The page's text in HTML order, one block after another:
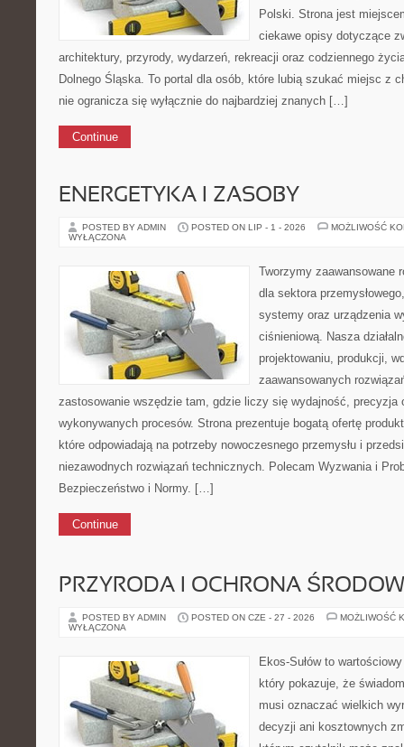
Polski. Strona jest
ciekawe opisy dotyczące
architektury, przyrody, wydarzeń, rekreacji oraz codziennego
Dolnego Śląska. To portal dla osób, które lubią szukać miejsc z
nie ogranicza się wyłącznie do najbardziej znanych […]
Continue
ENERGETYKA I ZASOBY
POSTED BY ADMIN POSTED ON LIP - 1 - 2026
MOŻLIWOŚĆ
WYŁĄCZONA
Tworzymy zaawansowane
dla sektora
systemy oraz urządzenia
ciśnieniową. Nasza
projektowaniu, produkcji,
zaawansowanych
zastosowanie wszędzie tam, gdzie liczy się wydajność, precyzja
wykonywanych procesów. Strona prezentuje bogatą ofertę
które odpowiadają na potrzeby nowoczesnego przemysłu i
niezawodnych rozwiązań technicznych. Polecam Wyzwania i
Bezpieczeństwo i Normy. […]
Continue
PRZYRODA I OCHRONA
POSTED BY ADMIN POSTED ON CZE - 27 - 2026
MOŻLIWOŚĆ
WYŁĄCZONA
Ekos-Sułów to
który pokazuje, że
musi oznaczać wielkich
decyzji ani kosztownych